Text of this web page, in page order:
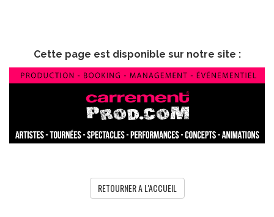
Cette page est disponible sur notre site :
RETOURNER A L'ACCUEIL